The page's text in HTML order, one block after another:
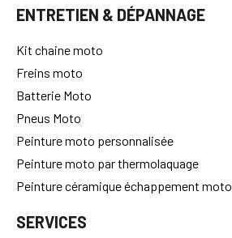
ENTRETIEN & DÉPANNAGE
Kit chaine moto
Freins moto
Batterie Moto
Pneus Moto
Peinture moto personnalisée
Peinture moto par thermolaquage
Peinture céramique échappement moto
SERVICES